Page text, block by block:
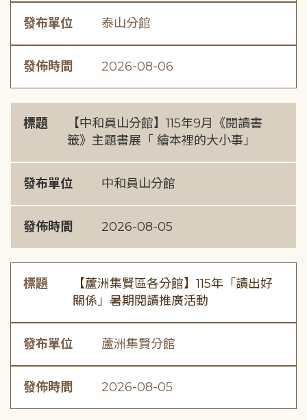
發布單位 泰山分館
發佈時間 2026-08-06
標題
【中和員山分館】115年9月《閱讀書
籤》主題書展「 繪本裡的大小事」
發布單位 中和員山分館
發佈時間 2026-08-05
標題
【蘆洲集賢區各分館】115年「讀出好
關係」暑期閱讀推廣活動
發布單位 蘆洲集賢分館
發佈時間 2026-08-05